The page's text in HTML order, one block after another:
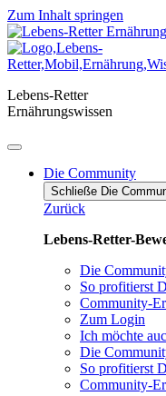
Zum Inhalt springen
Lebens-Retter
Ernährungswissen
Die Community
Schließe Die
Zurück
Lebens-Retter-
Die
So profitierst
Community-
Zum Login
Ich möchte
Die
So profitierst
Community-